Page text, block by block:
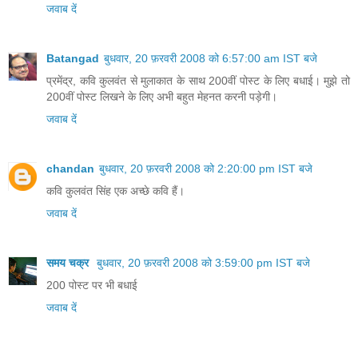
जवाब दें
Batangad बुधवार, 20 फ़रवरी 2008 को 6:57:00 am IST बजे
प्रमेंद्र, कवि कुलवंत से मुलाकात के साथ 200वीं पोस्ट के लिए बधाई। मुझे तो
200वीं पोस्ट लिखने के लिए अभी बहुत मेहनत करनी पड़ेगी।
जवाब दें
chandan बुधवार, 20 फ़रवरी 2008 को 2:20:00 pm IST बजे
कवि कुलवंत सिंह एक अच्छे कवि हैं।
जवाब दें
समय चक्र बुधवार, 20 फ़रवरी 2008 को 3:59:00 pm IST बजे
200 पोस्ट पर भी बधाई
जवाब दें